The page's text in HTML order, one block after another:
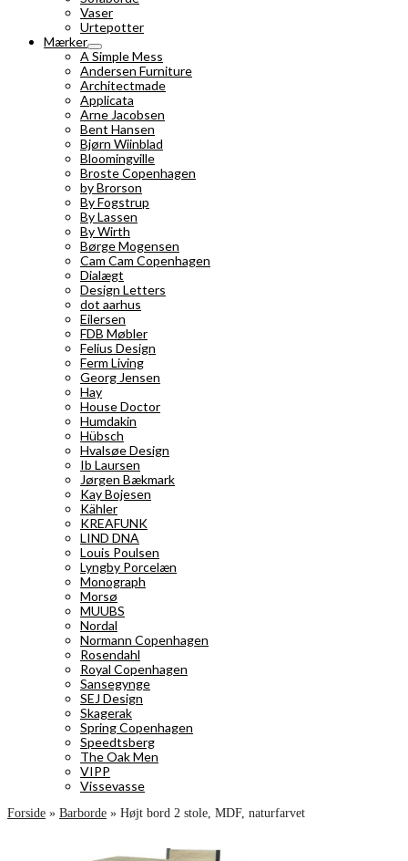
Vaser
Urtepotter
Mærker
A Simple Mess
Andersen Furniture
Architectmade
Applicata
Arne Jacobsen
Bent Hansen
Bjørn Wiinblad
Bloomingville
Broste Copenhagen
by Brorson
By Fogstrup
By Lassen
By Wirth
Børge Mogensen
Cam Cam Copenhagen
Dialægt
Design Letters
dot aarhus
Eilersen
FDB Møbler
Felius Design
Ferm Living
Georg Jensen
Hay
House Doctor
Humdakin
Hübsch
Hvalsøe Design
Ib Laursen
Jørgen Bækmark
Kay Bojesen
Kähler
KREAFUNK
LIND DNA
Louis Poulsen
Lyngby Porcelæn
Monograph
Morsø
MUUBS
Nordal
Normann Copenhagen
Rosendahl
Royal Copenhagen
Sansegynge
SEJ Design
Skagerak
Spring Copenhagen
Speedtsberg
The Oak Men
VIPP
Vissevasse
Forside » Barborde » Højt bord 2 stole, MDF, naturfarvet